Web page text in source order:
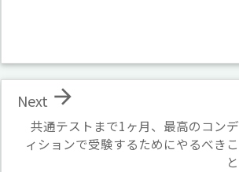
共通テストまで1ヶ月、最高のコンデ
ィションで受験するためにやるべきこ
と

Next